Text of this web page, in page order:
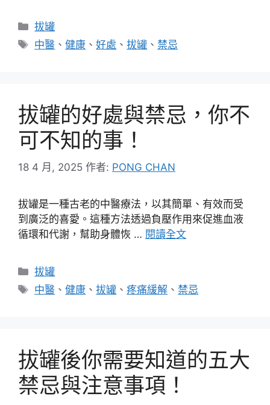
分
類
拔罐
標
中醫 、健康 、好處 、拔罐 、禁忌
拔罐的好處與禁忌，你不
可不知的事！
18 4 月, 2025 作者: PONG CHAN
拔罐是一種古老的中醫療法，以其簡單、有效而受
到廣泛的喜愛。這種方法透過負壓作用來促進血液
循環和代謝，幫助身體恢 … 閱讀全文
分
類
拔罐
標
中醫 、健康 、拔罐 、疼痛緩解 、禁忌
拔罐後你需要知道的五大
禁忌與注意事項！